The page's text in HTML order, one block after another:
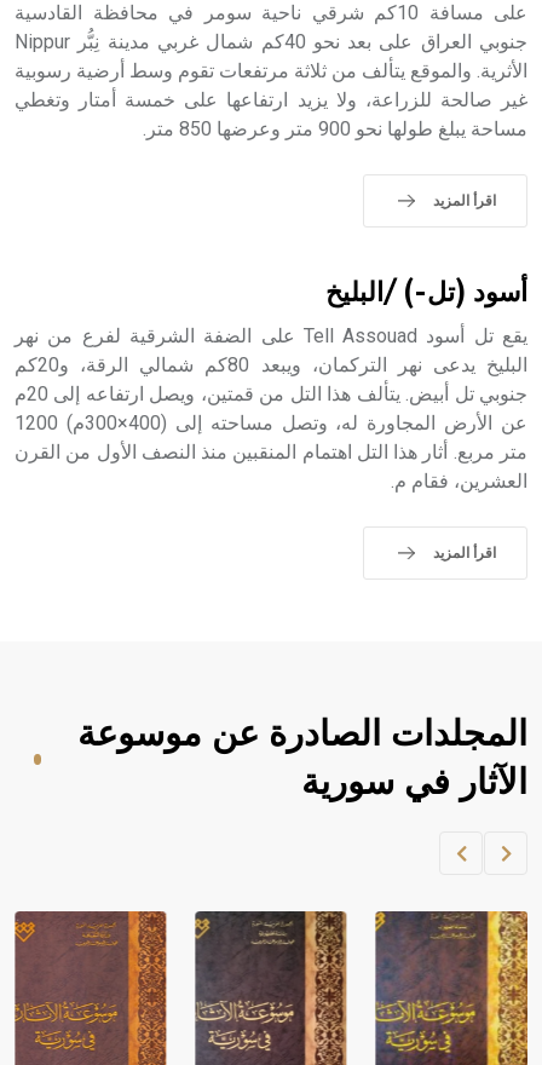
- هل تعلم أن أبجر Abgar اسم معروف جيداً يعود إلى عدد من
الملوك الذين حكموا مدينة إديسا (الرها) من أبجر الأول وحتى
التاسع، وهم ينتسبون إلى أسرة أوسروين
حيث تقتصر القيمة الصوتية للعلامة الك
على مسافة 10كم شرقي ناحية سومر في محافظة القادسية
جنوبي العراق على بعد نحو 40كم شمال غربي مدينة نِبُّر Nippur
الأثرية. والموقع يتألف من ثلاثة مرتفعات تقوم وسط أرضية رسوبية
غير صالحة للزراعة، ولا يزيد ارتفاعها على خمسة أمتار وتغطي
مساحة يبلغ طولها نحو 900 متر وعرضها 850 متر.
اقرأ المزيد
أسود (تل-) /البليخ
يقع تل أسود Tell Assouad على الضفة الشرقية لفرع من نهر
البليخ يدعى نهر التركمان، ويبعد 80كم شمالي الرقة، و20كم
جنوبي تل أبيض. يتألف هذا التل من قمتين، ويصل ارتفاعه إلى 20م
عن الأرض المجاورة له، وتصل مساحته إلى (400×300م) 1200
متر مربع. أثار هذا التل اهتمام المنقبين منذ النصف الأول من القرن
العشرين، فقام م.
اقرأ المزيد
المجلدات الصادرة عن موسوعة
الآثار في سورية